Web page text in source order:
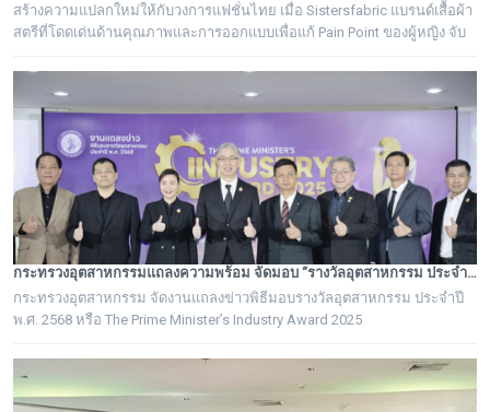
สร้างความแปลกใหม่ให้กับวงการแฟชั่นไทย เมื่อ Sistersfabric แบรนด์เสื้อผ้า
สตรีที่โดดเด่นด้านคุณภาพและการออกแบบเพื่อแก้ Pain Point ของผู้หญิง จับ
จัดงาน Showcase ภายใต้คอนเซ็ปต์ “The Daily Edit”
กระทรวงอุตสาหกรรมแถลงความพร้อม จัดมอบ “รางวัลอุตสาหกรรม ประจำปี พ.ศ. 2568” เชิดชูผู้ประกอบการต้นแบบ ยกระดับอุตสาหกรรมไทยสู่ความเป็นเลิศอย่างยั่งยืน
กระทรวงอุตสาหกรรม จัดงานแถลงข่าวพิธีมอบรางวัลอุตสาหกรรม ประจำปี
พ.ศ. 2568 หรือ The Prime Minister’s Industry Award 2025